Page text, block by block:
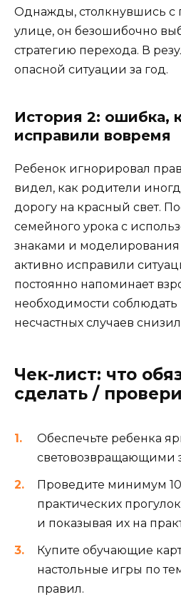
Однажды, столкнувшись с
улице, он безошибочно
стратегию перехода. В
опасной ситуации за год.
История 2: ошибка,
исправили вовремя
Ребенок игнорировал
видел, как родители
дорогу на красный свет.
семейного урока с
знаками и
активно исправили
постоянно напоминает
необходимости соблюдать
несчастных случаев
Чек-лист: что
сделать /
Обеспечьте ребенка
световозвращающими
Проведите минимум
практических
и показывая их на
Купите обучающие
настольные игры по
правил.